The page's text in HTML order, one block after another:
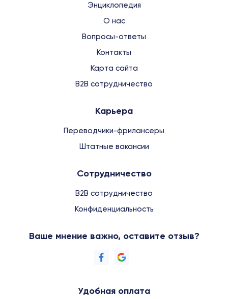
Энциклопедия
О нас
Вопросы-ответы
Контакты
Карта сайта
B2B сотрудничество
Карьера
Переводчики-фрилансеры
Штатные вакансии
Сотрудничество
B2B сотрудничество
Конфиденциальность
Ваше мнение важно, оставите отзыв?
Удобная оплата